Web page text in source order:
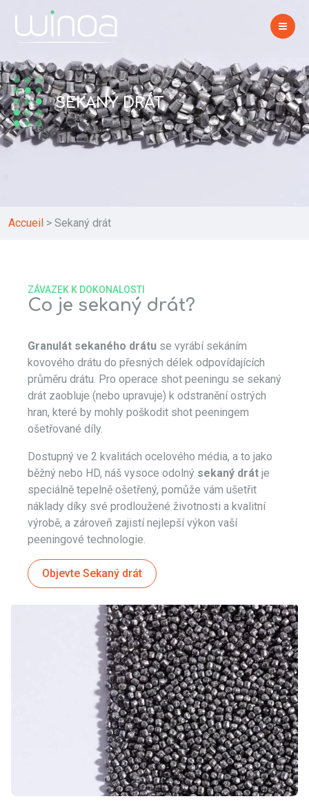
SEKANÝ DRÁT
Accueil > Sekaný drát
Co je sekaný drát?
ZÁVAZEK K DOKONALOSTI
Granulát sekaného drátu se vyrábí sekáním
kovového drátu do přesných délek odpovídajících
průměru drátu. Pro operace shot peeningu se sekaný
drát zaobluje (nebo upravuje) k odstranění ostrých
hran, které by mohly poškodit shot peeningem
ošetřované díly.
Dostupný ve 2 kvalitách ocelového média, a to jako
běžný nebo HD, náš vysoce odolný sekaný drát je
speciálně tepelně ošetřený, pomůže vám ušetřit
náklady díky své prodloužené životnosti a kvalitní
výrobě, a zároveň zajistí nejlepší výkon vaší
peeningové technologie.
Objevte Sekaný drát